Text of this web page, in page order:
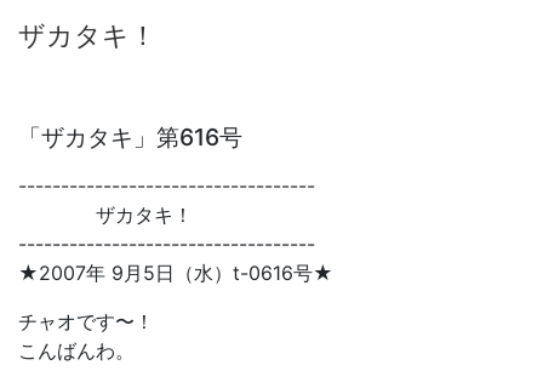
ザカタキ！
「ザカタキ」第616号
-----------------------------------
ザカタキ！
-----------------------------------
★2007年 9月5日（水）t-0616号★
チャオです〜！
こんばんわ。